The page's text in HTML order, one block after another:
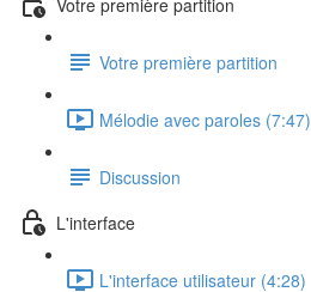
Votre première partition
Mélodie avec paroles (7:47)
Discussion
L'interface
L'interface utilisateur (4:28)